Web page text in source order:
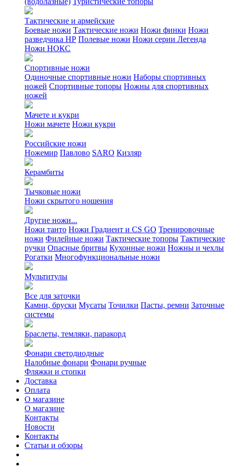
Тактические и армейские
Боевые ножи Тактические ножи Ножи финки Ножи
разведчика НР Полевые ножи Ножи серии Легенда
Ножи НОКС
Спортивные ножи
Одиночные спортивные ножи Наборы спортивных
ножей Спортивные топоры Ножны для спортивных
ножей
Мачете и кукри
Ножи мачете Ножи кукри
Российские ножи
Ножемир Павлово SARO Кизляр
Керамбиты
Тычковые ножи
Ножи скрытого ношения
Другие ножи...
Ножи танто Ножи Градиент и CS GO Тренировочные
ножи Филейные ножи Тактические топоры Тактические
ручки Опасные бритвы Кухонные ножи Ножны и чехлы
Рогатки Многофункциональные ножи
Мультитулы
Все для заточки
Камни, бруски Мусаты Точилки Пасты, ремни Заточные
системы
Браслеты, темляки, паракорд
Фонари светодиодные
Налобные фонари Фонари ручные
Фляжки и стопки
Доставка
Оплата
О магазине
О магазине
Контакты
Новости
Контакты
Статьи и обзоры